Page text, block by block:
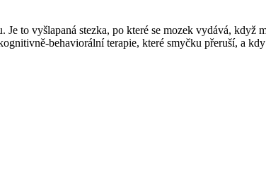
to vyšlapaná stezka, po které se mozek vydává,
behaviorální terapie, které smyčku přeruší, a